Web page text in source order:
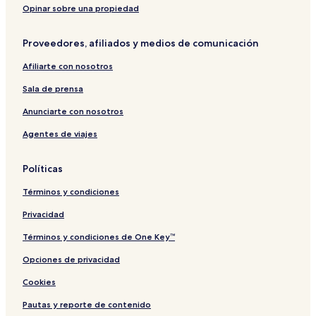
Opinar sobre una propiedad
Proveedores, afiliados y medios de comunicación
Afiliarte con nosotros
Sala de prensa
Anunciarte con nosotros
Agentes de viajes
Políticas
Términos y condiciones
Privacidad
Términos y condiciones de One Key™
Opciones de privacidad
Cookies
Pautas y reporte de contenido